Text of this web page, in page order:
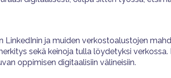
ja muiden verkostoalustojen
sekä keinoja tulla löydetyksi verkossa.
oppimisen digitaalisiin välineisiin.